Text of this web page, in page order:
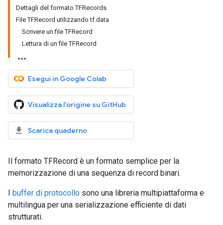
Dettagli del formato TFRecords
File TFRecord utilizzando tf.data
Scrivere un file TFRecord
Lettura di un file TFRecord
Esegui in Google Colab
Visualizza l'origine su GitHub
Scarica quaderno
Il formato TFRecord è un formato semplice per la
memorizzazione di una sequenza di record binari.
I buffer di protocollo sono una libreria multipiattaforma e
multilingua per una serializzazione efficiente di dati
strutturati.